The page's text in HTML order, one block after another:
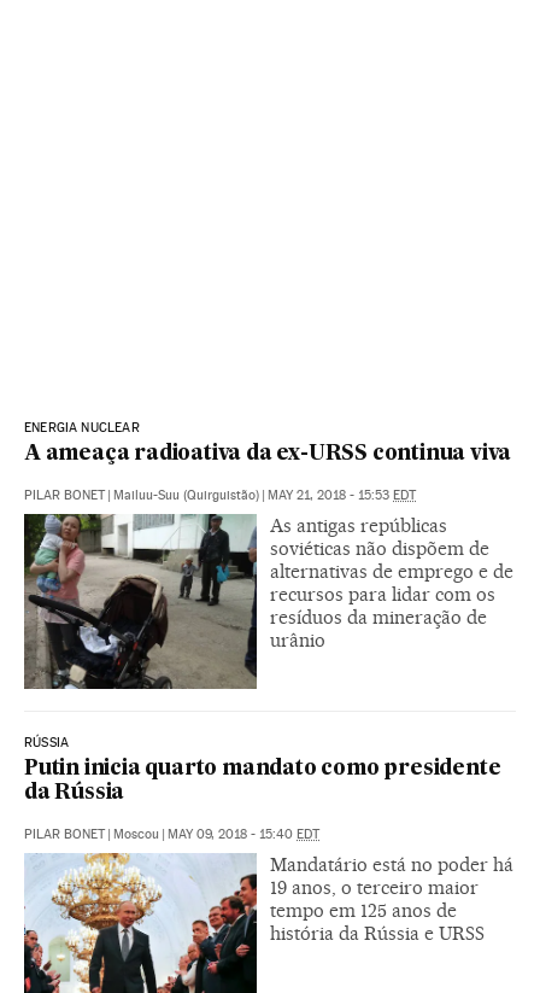
ENERGIA NUCLEAR
A ameaça radioativa da ex-URSS continua viva
PILAR BONET | Mailuu-Suu (Quirguistão) | MAY 21, 2018 - 15:53 EDT
As antigas repúblicas
soviéticas não dispõem de
alternativas de emprego e de
recursos para lidar com os
resíduos da mineração de
urânio
RÚSSIA
Putin inicia quarto mandato como presidente
da Rússia
PILAR BONET | Moscou | MAY 09, 2018 - 15:40 EDT
Mandatário está no poder há
19 anos, o terceiro maior
tempo em 125 anos de
história da Rússia e URSS